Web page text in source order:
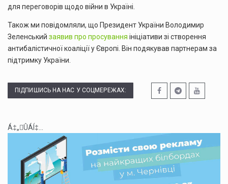
для переговорів щодо війни в Україні.
Також ми повідомляли, що Президент України Володимир
Зеленський заявив про просування ініціативи зі створення
антибалістичної коаліції у Європі. Він подякував партнерам за
підтримку України.
ПІДПИШИСЬ НА НАС У СОЦМЕРЕЖАХ:
Á‡„ÛÁÍ‡...